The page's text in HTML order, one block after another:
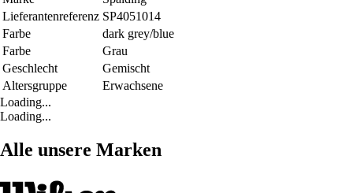
Lieferantenreferenz SP4051014
Farbe
dark grey/blue
Farbe
Grau
Geschlecht
Gemischt
Altersgruppe
Erwachsene
Loading...
Loading...
Alle unsere Marken